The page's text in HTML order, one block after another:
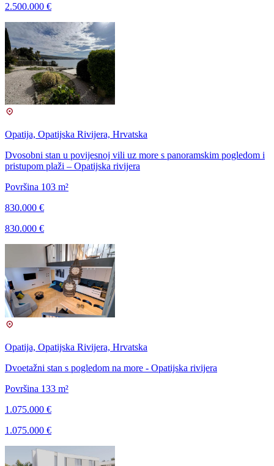
2.500.000 €
Opatija, Opatijska Rivijera, Hrvatska
Dvosobni stan u povijesnoj vili uz more s panoramskim pogledom i
pristupom plaži – Opatijska rivijera
Površina 103 m²
830.000 €
830.000 €
Opatija, Opatijska Rivijera, Hrvatska
Dvoetažni stan s pogledom na more - Opatijska rivijera
Površina 133 m²
1.075.000 €
1.075.000 €